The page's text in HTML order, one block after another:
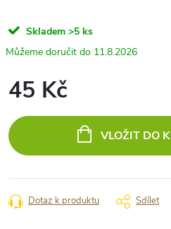
Skladem >5 ks
11.8.2026
45 Kč
cena:
VLOŽIT DO
Dotaz k produktu Sdílet